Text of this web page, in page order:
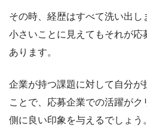
その時、経歴はすべて洗い出し
小さいことに見えてもそれが応
あります。
企業が持つ課題に対して自分が
ことで、応募企業での活躍がク
側に良い印象を与えるでしょう。